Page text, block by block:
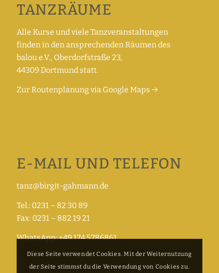
TANZRÄUME
Alle Kurse und viele Tanzveranstaltungen
finden in den ansprechenden Räumen des
balou e.V., Oberdorfstraße 23,
44309 Dortmund statt.
Zur Routenplanung via Google Maps →
E-MAIL UND TELEFON
tanz@birgit-gahmann.de
Tel.: 0231 – 82 30 89
Fax: 0231 – 882 19 21
WhatsApp: +49 174 5786861
Diese Seite verwendet Cookies. Mit der Weiternutzung
der Seite stimmst du die Verwendung von Cookies zu.